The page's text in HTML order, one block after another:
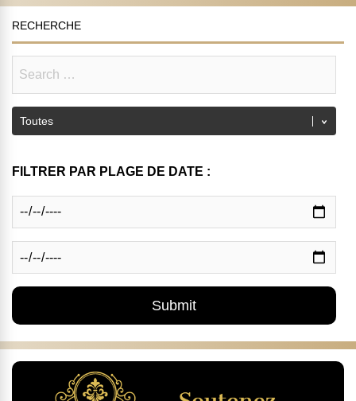
RECHERCHE
FILTRER PAR PLAGE DE DATE :